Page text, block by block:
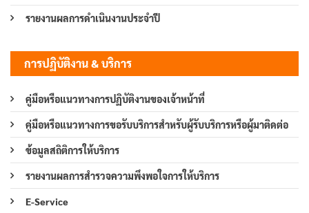
รายงานผลการดำเนินงานประจำปี
การปฏิบัติงาน & บริการ
คู่มือหรือแนวทางการปฏิบัติงานของเจ้าหน้าที่
คู่มือหรือแนวทางการขอรับบริการสำหรับผู้รับบริการหรือผู้มาติดต่อ
ข้อมูลสถิติการให้บริการ
รายงานผลการสำรวจความพึงพอใจการให้บริการ
E-Service